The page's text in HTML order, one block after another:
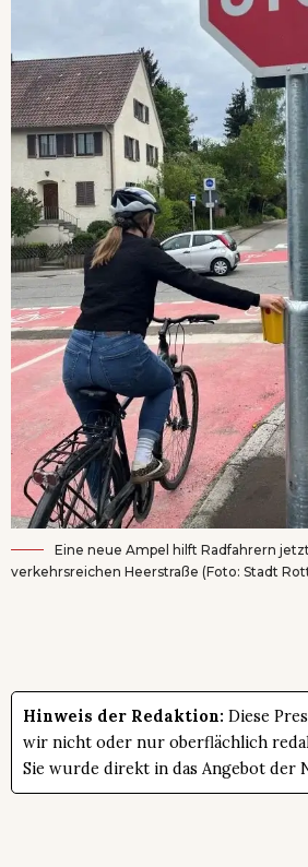
Eine neue Ampel hilft Radfahrern
verkehrsreichen Heerstraße (Foto: Stadt
Hinweis der Redaktion: Diese
wir nicht oder nur oberflächlich
Sie wurde direkt in das Angebot der